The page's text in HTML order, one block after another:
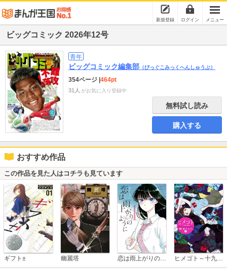
新規登録 ログイン メニュー
ビッグコミック 2026年12号
青年
ビッグコミック編集部 （びっぐこみっくへんしゅうぶ）
354ページ 464pt
31人 がお気に入り登録中
無料試し読み
購入する
おすすめ作品
この作品を見た人はコチラも見ています
ギフト± 幽麗塔 恋は雨上がりのように ヒメゴト～十九歳の制服～